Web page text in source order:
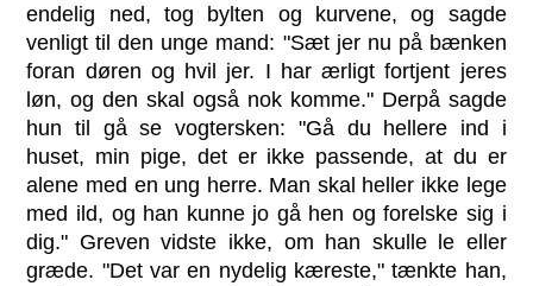
endelig ned, tog bylten og kurvene, og sagde
venligt til den unge mand: "Sæt jer nu på bænken
foran døren og hvil jer. I har ærligt fortjent jeres
løn, og den skal også nok komme." Derpå sagde
hun til gå se vogtersken: "Gå du hellere ind i
huset, min pige, det er ikke passende, at du er
alene med en ung herre. Man skal heller ikke lege
med ild, og han kunne jo gå hen og forelske sig i
dig." Greven vidste ikke, om han skulle le eller
græde. "Det var en nydelig kæreste," tænkte han,